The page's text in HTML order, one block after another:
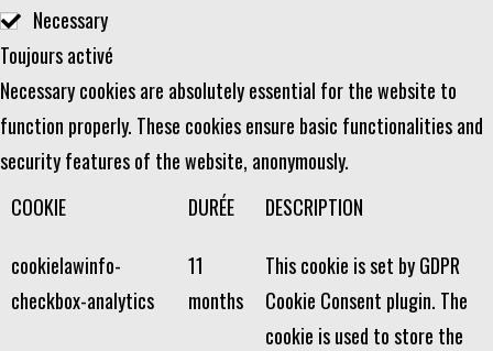
Necessary
Toujours activé
Necessary cookies are absolutely essential for the website to
function properly. These cookies ensure basic functionalities and
security features of the website, anonymously.
COOKIE
DURÉE DESCRIPTION
cookielawinfo-
checkbox-analytics
11
months
This cookie is set by GDPR
Cookie Consent plugin. The
cookie is used to store the